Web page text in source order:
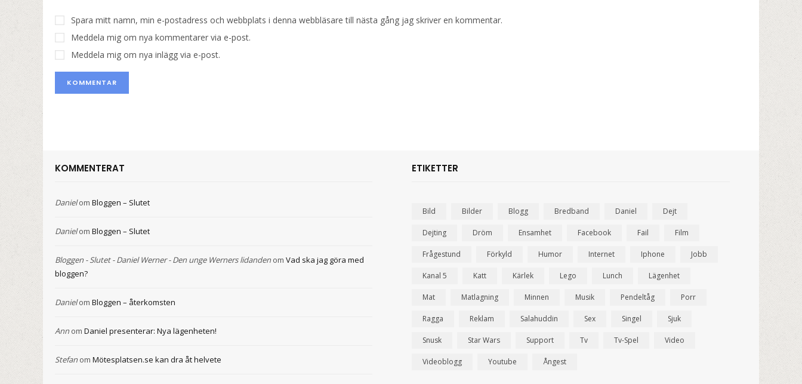
Spara mitt namn, min e-postadress och webbplats i denna webbläsare till nästa gång jag skriver en kommentar.
Meddela mig om nya kommentarer via e-post.
Meddela mig om nya inlägg via e-post.
KOMMENTERAT
Danielom Bloggen – Slutet
Danielom Bloggen – Slutet
Bloggen - Slutet - Daniel Werner - Den unge Werners lidanden om Vad ska jag göra med
bloggen?
Danielom Bloggen – återkomsten
Ann om Daniel presenterar: Nya lägenheten!
Stefan om Mötesplatsen.se kan dra åt helvete
ETIKETTER
Bild Bilder Blogg Bredband Daniel Dejt
Dejting Dröm Ensamhet Facebook Fail Film
Frågestund Förkyld Humor Internet Iphone Jobb
Kanal 5 Katt Kärlek Lego Lunch Lägenhet
Mat Matlagning Minnen Musik Pendeltåg Porr
Ragga Reklam Salahuddin Sex Singel Sjuk
Snusk Star Wars Support Tv Tv-Spel Video
Videoblogg Youtube Ångest